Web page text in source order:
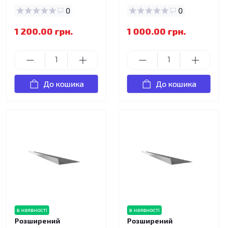
0
1 200.00 грн.
До кошика
0
1 000.00 грн.
До кошика
в наявності
Розширений
в наявності
Розширений